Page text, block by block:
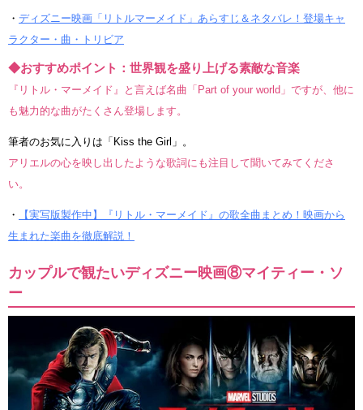
・ ディズニー映画「リトルマーメイド」あらすじ＆ネタバレ！登場キャ
ラクター・曲・トリビア
◆おすすめポイント：世界観を盛り上げる素敵な音楽
『リトル・マーメイド』と言えば名曲「Part of your world」ですが、他に
も魅力的な曲がたくさん登場します。
筆者のお気に入りは「Kiss the Girl」。
アリエルの心を映し出したような歌詞にも注目して聞いてみてくださ
い。
・
【実写版製作中】『リトル・マーメイド』の歌全曲まとめ！映画から
生まれた楽曲を徹底解説！
カップルで観たいディズニー映画⑧マイティー・ソ
ー